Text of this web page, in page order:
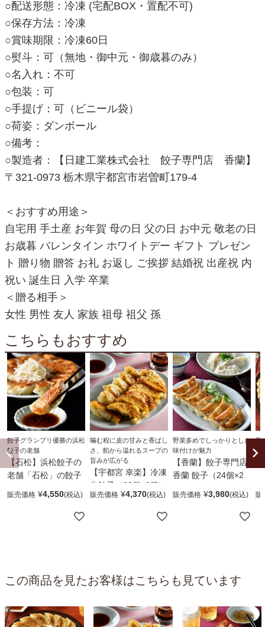
○配送形態：冷凍 (宅配BOX・置配不可)
○保存方法：冷凍
○賞味期限：冷凍60日
○熨斗：可（無地・御中元・御歳暮のみ）
○名入れ：不可
○包装：可
○手提げ：可（ビニール袋）
○荷姿：ダンボール
○備考：
○製造者：【日建工業株式会社 餃子専門店 香蘭】
〒321-0973 栃木県宇都宮市岩曽町179-4
＜おすすめ用途＞
自宅用 手土産 お年賀 母の日 父の日 お中元 敬老の日
お歳暮 バレンタイン ホワイトデー ギフト プレゼン
ト 贈り物 贈答 お礼 お返し ご挨拶 結婚祝 出産祝 内
祝い 誕生日 入学 卒業
＜贈る相手＞
女性 男性 友人 家族 祖母 祖父 孫
こちらもおすすめ
餃子グランプリ優勝の浜松
餃子の老舗
【石松】浜松餃子の
老舗「石松」の餃子
販売価格 ¥4,550
噛む程に皮の甘みと香ばし
さ、餡から溢れるスープの
旨みが広がる
【宇都宮 幸楽】冷凍
生餃子（30個×2箱）
販売価格 ¥4,370
野菜多めでしっかりとした
味付けが魅力
【香蘭】餃子専門店
香蘭 餃子（24個×2
販売価格 ¥3,980
豚
濃
販
この商品を見たお客様はこちらも見ています